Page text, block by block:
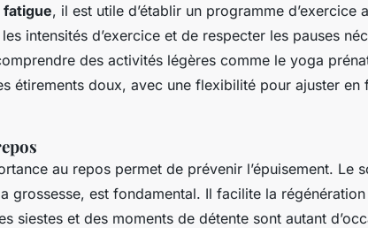
fatigue, il est utile d’établir un programme d’exercice
intensités d’exercice et de respecter les pauses
des activités légères comme le yoga
étirements doux, avec une flexibilité pour ajuster en
au repos permet de prévenir l’épuisement. Le
grossesse, est fondamental. Il facilite la
siestes et des moments de détente sont autant